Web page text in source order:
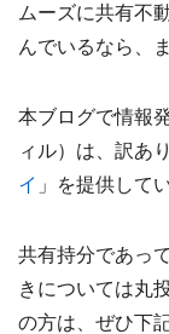
ムーズに共有不
んでいるなら、
本ブログで情報
ィル）は、訳あ
イ 」を提供して
共有持分であっ
きについては丸
の方は、ぜひ下